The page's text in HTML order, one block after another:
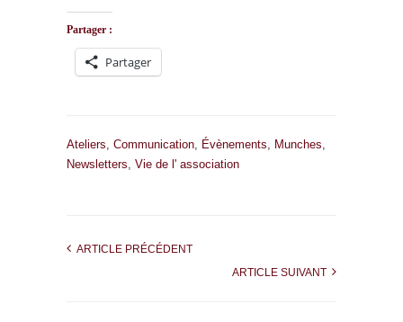
Partager :
Partager
Ateliers Communication Évènements Munches
Newsletters Vie de l' association
ARTICLE PRÉCÉDENT
ARTICLE SUIVANT